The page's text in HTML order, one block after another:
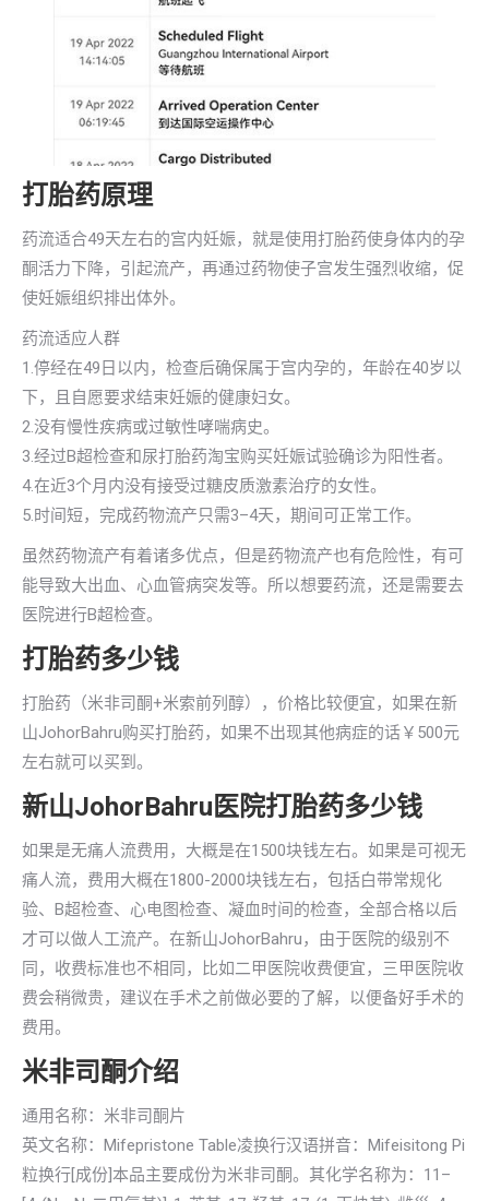
打胎药原理
药流适合49天左右的宫内妊娠，就是使用打胎药使身体内的孕
酮活力下降，引起流产，再通过药物使子宫发生强烈收缩，促
使妊娠组织排出体外。
药流适应人群
1.停经在49日以内，检查后确保属于宫内孕的，年龄在40岁以
下，且自愿要求结束妊娠的健康妇女。
2.没有慢性疾病或过敏性哮喘病史。
3.经过B超检查和尿打胎药淘宝购买妊娠试验确诊为阳性者。
4.在近3个月内没有接受过糖皮质激素治疗的女性。
5.时间短，完成药物流产只需3–4天，期间可正常工作。
虽然药物流产有着诸多优点，但是药物流产也有危险性，有可
能导致大出血、心血管病突发等。所以想要药流，还是需要去
医院进行B超检查。
打胎药多少钱
打胎药（米非司酮+米索前列醇），价格比较便宜，如果在新
山JohorBahru购买打胎药，如果不出现其他病症的话￥500元
左右就可以买到。
新山JohorBahru医院打胎药多少钱
如果是无痛人流费用，大概是在1500块钱左右。如果是可视无
痛人流，费用大概在1800-2000块钱左右，包括白带常规化
验、B超检查、心电图检查、凝血时间的检查，全部合格以后
才可以做人工流产。在新山JohorBahru，由于医院的级别不
同，收费标准也不相同，比如二甲医院收费便宜，三甲医院收
费会稍微贵，建议在手术之前做必要的了解，以便备好手术的
费用。
米非司酮介绍
通用名称：米非司酮片
英文名称：Mifepristone Table凌换行汉语拼音：Mifeisitong Pi
粒换行[成份]本品主要成份为米非司酮。其化学名称为：11–